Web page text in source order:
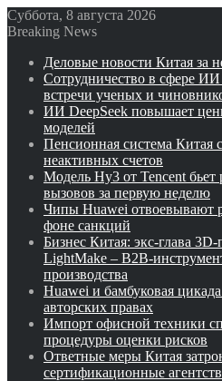
Суббота, 8 августа 2026
Breaking News
Деловые новости Китая за
Сотрудничество в сфере ИИ
встречи ученых и
ИИ DeepSeek повышает
моделей
Пенсионная система Китая
неактивных счетов
Модель Hy3 от Tencent
вызовов за первую неделю
Чипы Huawei отвоевывают
фоне санкций
Бизнес Китая: экс-глава
LightMake – B2B-
производства
Huawei и бамбуковая
авторских правах
Импорт офисной техники
процедуры оценки рисков
Ответные меры Китая
сертификационные